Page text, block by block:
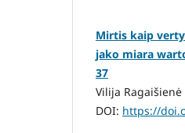
Mirtis kaip
jako miara
37
Vilija Ragaišienė
DOI: https://